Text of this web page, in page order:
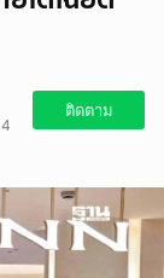
ติดตาม